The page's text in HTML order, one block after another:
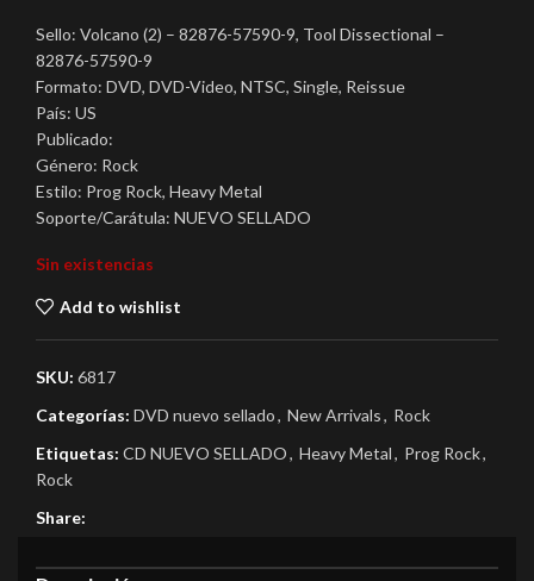
Sello: Volcano (2) – 82876-57590-9, Tool Dissectional –
82876-57590-9
Formato: DVD, DVD-Video, NTSC, Single, Reissue
País: US
Publicado:
Género: Rock
Estilo: Prog Rock, Heavy Metal
Soporte/Carátula: NUEVO SELLADO
Sin existencias
Add to wishlist
SKU: 6817
Categorías: DVD nuevo sellado, New Arrivals, Rock
Etiquetas: CD NUEVO SELLADO, Heavy Metal, Prog Rock,
Rock
Share: